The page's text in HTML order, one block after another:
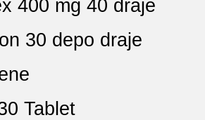
400 mg 40 draje
30 depo draje
Tablet